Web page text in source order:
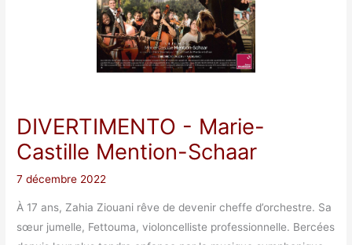
DIVERTIMENTO - Marie-
Castille Mention-Schaar
7 décembre 2022
À 17 ans, Zahia Ziouani rêve de devenir cheffe d’orchestre. Sa
sœur jumelle, Fettouma, violoncelliste professionnelle. Bercées